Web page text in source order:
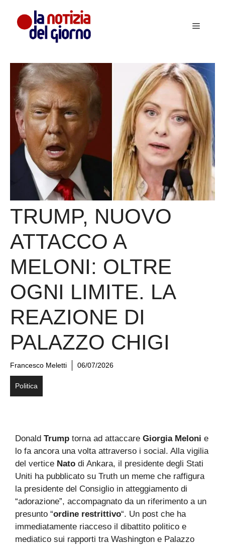
contenuto
Menu
TRUMP, NUOVO
ATTACCO A
MELONI: OLTRE
OGNI LIMITE. LA
REAZIONE DI
PALAZZO CHIGI
Francesco Meletti 06/07/2026
Politica
Donald Trump torna ad attaccare Giorgia Meloni e
lo fa ancora una volta attraverso i social. Alla vigilia
del vertice Nato di Ankara, il presidente degli Stati
Uniti ha pubblicato su Truth un meme che raffigura
la presidente del Consiglio in atteggiamento di
“adorazione”, accompagnato da un riferimento a un
presunto “ordine restrittivo“. Un post che ha
immediatamente riacceso il dibattito politico e
mediatico sui rapporti tra Washington e Palazzo